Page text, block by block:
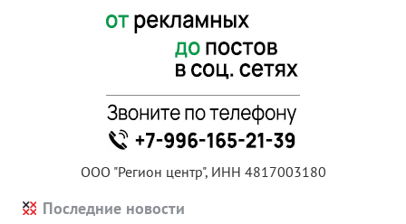
ООО "Регион центр", ИНН 4817003180
Последние новости